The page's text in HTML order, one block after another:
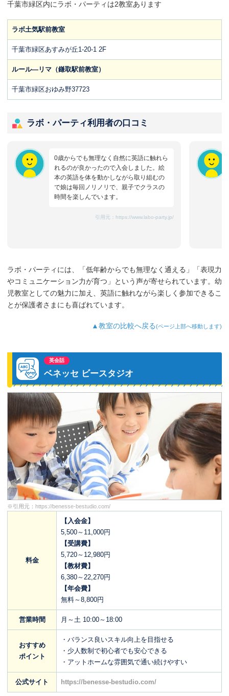
千葉市緑区内にラボ・パーティは2教室あります
ラボ土気駅前教室
千葉市緑区あすみが丘1-20-1 2F
ルール―リマ（鎌取駅前教室）
千葉市緑区おゆみ野37723
ラボ・パーティ利用者の口コミ
0歳からでも無理なく自然に英語に触れら
れるのが良かったので入会しました。絵
本の英語を体を動かしながら取り組むの
で娘は毎回ノリノリで、親子でクラスの
時間を楽しんでいます。
引用元： https://www.labo-party.jp/
ラボ・パーティには、「低年齢からでも無理なく通える」「表現力
やコミュニケーション力が育つ」という声が寄せられています。幼
児教室としての魅力に加え、英語に触れながら楽しく参加できるこ
とが保護者さまにも喜ばれています。
▲教室の比較へ戻る(ページ上部へ移動します)
英会話
ベネッセ ビースタジオ
※引用元： https://benesse-bestudio.com/
料金
【入会金】
5,500～11,000円
【受講費】
5,720～12,980円
【教材費】
6,380～22,270円
【年会費】
無料～8,800円
営業時間 月～土 10:00～18:00
おすすめ
ポイント
・バランス良いスキル向上を目指せる
・少人数制で初心者でも安心できる
・アットホームな雰囲気で通い続けやすい
公式サイト https://benesse-bestudio.com/